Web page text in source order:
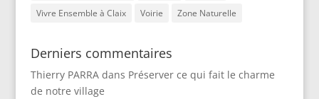
Vivre Ensemble à Claix
Voirie Zone Naturelle
Derniers commentaires
Thierry PARRAdans Préserver ce qui fait le charme
de notre village